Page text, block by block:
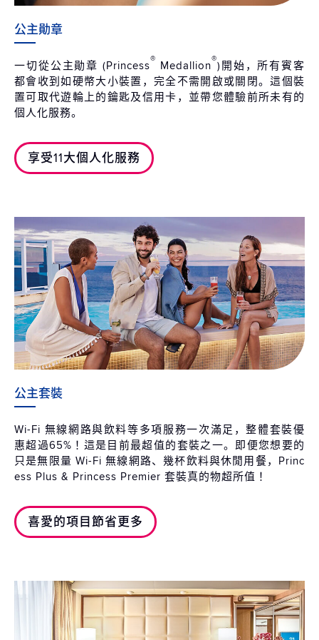
公主勛章
一切從公主勛章 (Princess® Medallion®)開始，所有賓客
都會收到如硬幣大小裝置，完全不需開啟或關閉。這個裝
置可取代遊輪上的鑰匙及信用卡，並帶您體驗前所未有的
個人化服務。
享受11大個人化服務
公主套裝
Wi-Fi 無線網路與飲料等多項服務一次滿足，整體套裝優
惠超過65%！這是目前最超值的套裝之一。即便您想要的
只是無限量 Wi-Fi 無線網路、幾杯飲料與休閒用餐，Princ
ess Plus & Princess Premier 套裝真的物超所值！
喜愛的項目節省更多